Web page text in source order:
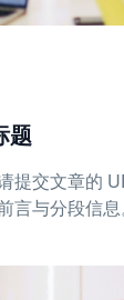
题
提交文章的
言与分段信息